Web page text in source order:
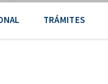
TRÁMITES